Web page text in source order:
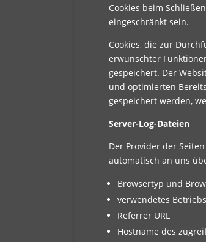
Cookies beim
eingeschränkt sein.
Cookies, die zur
erwünschter
gespeichert. Der
und optimierten
gespeichert werden,
Server-Log-Dateien
Der Provider der
automatisch an uns
Browsertyp und
verwendetes
Referrer URL
Hostname des